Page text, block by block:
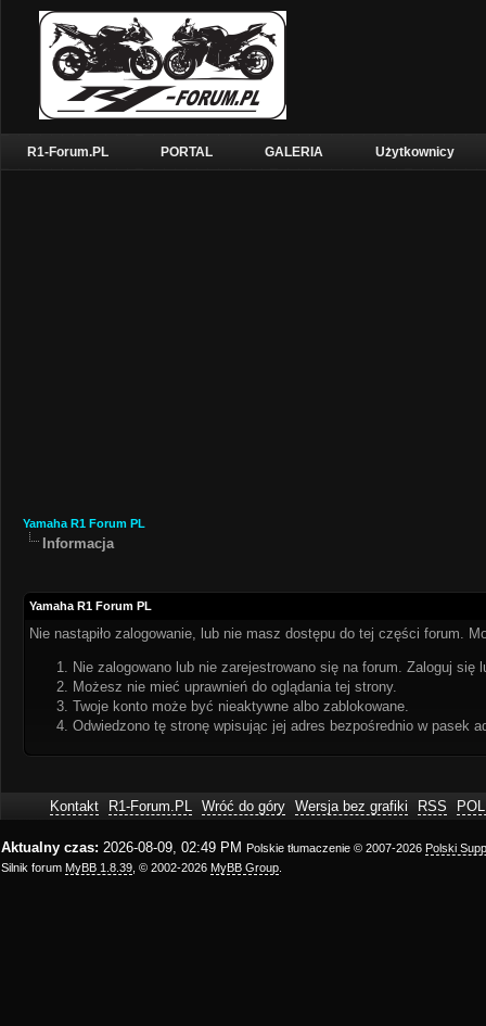
R1-Forum.PL PORTAL GALERIA Użytkownicy
Yamaha R1 Forum PL
Informacja
Yamaha R1 Forum PL
Nie nastąpiło zalogowanie, lub nie masz dostępu do tej części forum.
Nie zalogowano lub nie zarejestrowano się na forum. Zaloguj się
Możesz nie mieć uprawnień do oglądania tej strony.
Twoje konto może być nieaktywne albo zablokowane.
Odwiedzono tę stronę wpisując jej adres bezpośrednio w pasek
Kontakt R1-Forum.PL Wróć do góry Wersja bez grafiki RSS
Aktualny czas: 2026-08-09, 02:49 PM Polskie tłumaczenie © 2007-2026 Polski
Silnik forum MyBB 1.8.39 , © 2002-2026 MyBB Group